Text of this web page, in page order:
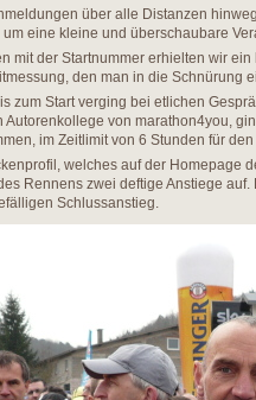
über alle Distanzen
um eine kleine und überschaubare
mit der Startnummer erhielten wir
den man in die Schnürung
zum Start verging bei etlichen
Autorenkollege von marathon4you,
im Zeitlimit von 6 Stunden für
welches auf der Homepage
Rennens zwei deftige Anstiege
Schlussanstieg.